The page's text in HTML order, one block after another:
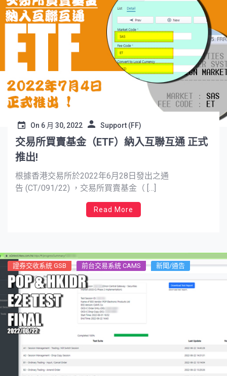
On 6 月 30, 2022 Support (FF)
交易所買賣基金（ETF）納入互聯互通 正式
推出!
根據香港交易所於2022年6月28日發出之通
告 (CT/091/22) ，交易所買賣基金（ […]
Read More
證券交收系統 GSB 前台交易系統 CAMS 新聞/通告